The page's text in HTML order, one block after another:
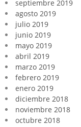
septiembre 2019
agosto 2019
julio 2019
junio 2019
mayo 2019
abril 2019
marzo 2019
febrero 2019
enero 2019
diciembre 2018
noviembre 2018
octubre 2018